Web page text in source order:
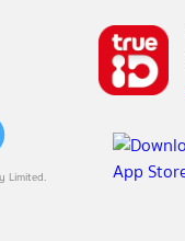
Limited.